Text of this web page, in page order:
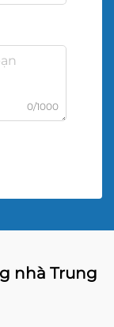
0/1000
nhà Trung